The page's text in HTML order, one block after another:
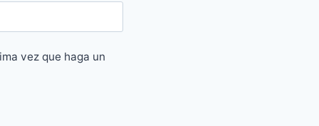
vez que haga un